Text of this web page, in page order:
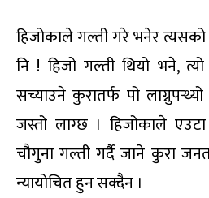
हिजोकाले गल्ती गरे भनेर त्यसको
नि ! हिजो गल्ती थियो भने,
सच्याउने कुरातर्फ पो
जस्तो लाग्छ । हिजोकाले
चौगुना गल्ती गर्दै जाने कुरा
न्यायोचित हुन सक्दैन ।